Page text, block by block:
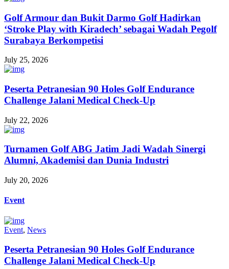
Golf Armour dan Bukit Darmo Golf Hadirkan
‘Stroke Play with Kiradech’ sebagai Wadah Pegolf
Surabaya Berkompetisi
July 25, 2026
Peserta Petranesian 90 Holes Golf Endurance
Challenge Jalani Medical Check-Up
July 22, 2026
Turnamen Golf ABG Jatim Jadi Wadah Sinergi
Alumni, Akademisi dan Dunia Industri
July 20, 2026
Event
Event, News
Peserta Petranesian 90 Holes Golf Endurance
Challenge Jalani Medical Check-Up